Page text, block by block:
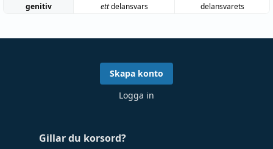
genitiv
ettdelansvars delansvarets
Gillar du korsord?
Skapa konto
Logga in